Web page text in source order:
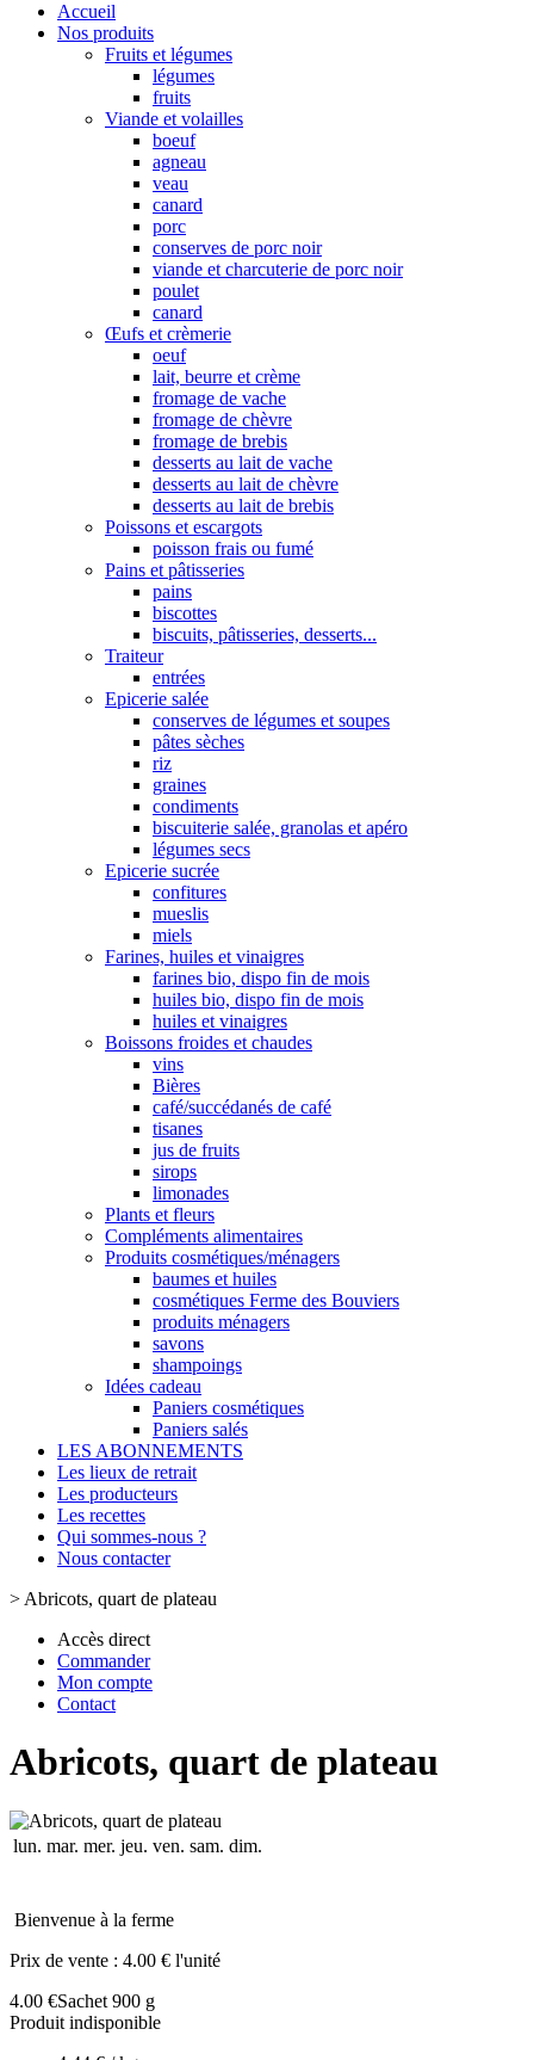
Accueil
Nos produits
Fruits et légumes
légumes
fruits
Viande et volailles
boeuf
agneau
veau
canard
porc
conserves de porc noir
viande et charcuterie de porc noir
poulet
canard
Œufs et crèmerie
oeuf
lait, beurre et crème
fromage de vache
fromage de chèvre
fromage de brebis
desserts au lait de vache
desserts au lait de chèvre
desserts au lait de brebis
Poissons et escargots
poisson frais ou fumé
Pains et pâtisseries
pains
biscottes
biscuits, pâtisseries, desserts...
Traiteur
entrées
Epicerie salée
conserves de légumes et soupes
pâtes sèches
riz
graines
condiments
biscuiterie salée, granolas et apéro
légumes secs
Epicerie sucrée
confitures
mueslis
miels
Farines, huiles et vinaigres
farines bio, dispo fin de mois
huiles bio, dispo fin de mois
huiles et vinaigres
Boissons froides et chaudes
vins
Bières
café/succédanés de café
tisanes
jus de fruits
sirops
limonades
Plants et fleurs
Compléments alimentaires
Produits cosmétiques/ménagers
baumes et huiles
cosmétiques Ferme des Bouviers
produits ménagers
savons
shampoings
Idées cadeau
Paniers cosmétiques
Paniers salés
LES ABONNEMENTS
Les lieux de retrait
Les producteurs
Les recettes
Qui sommes-nous ?
Nous contacter
> Abricots, quart de plateau
Accès direct
Commander
Mon compte
Contact
Abricots, quart de plateau
lun. mar. mer. jeu. ven. sam. dim.
Bienvenue à la ferme
Prix de vente : 4.00 € l'unité
4.00 €Sachet 900 g
Produit indisponible